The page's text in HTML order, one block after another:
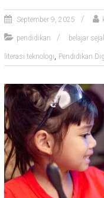
September 9, 2025
pendidikan belajar
literasi teknologi, Pendidikan